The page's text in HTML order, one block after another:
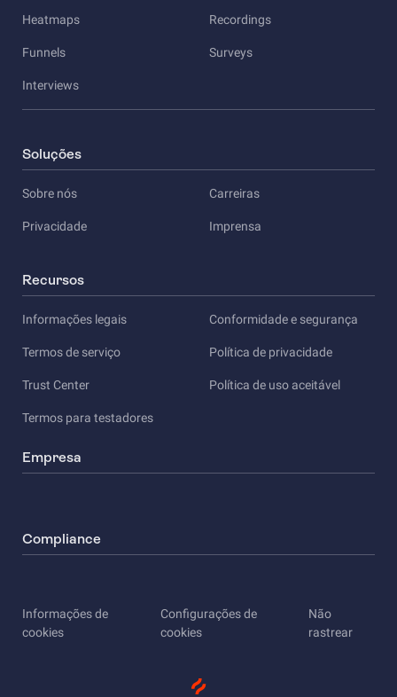
Heatmaps Recordings
Funnels Surveys
Interviews
Soluções
Sobre nós Carreiras
Privacidade Imprensa
Recursos
Informações legais Conformidade e segurança
Termos de serviço Política de privacidade
Trust Center Política de uso aceitável
Termos para testadores
Empresa
Compliance
Informações de
cookies
Configurações de
cookies
Não
rastrear